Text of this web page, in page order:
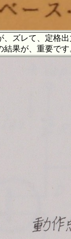
ズレて、定格
結果が、重要